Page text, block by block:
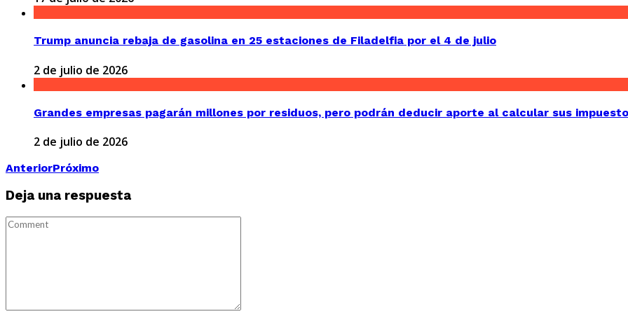
Trump anuncia rebaja de gasolina en 25 estaciones de Filadelfia por el 4 de julio
2 de julio de 2026
Grandes empresas pagarán millones por residuos, pero podrán deducir aporte al calcular sus
2 de julio de 2026
AnteriorPróximo
Deja una respuesta